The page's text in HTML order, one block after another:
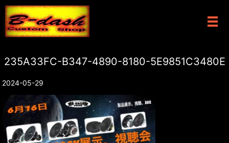
メ
235A33FC-B347-4890-8180-5E9851C3480E
2024-05-29